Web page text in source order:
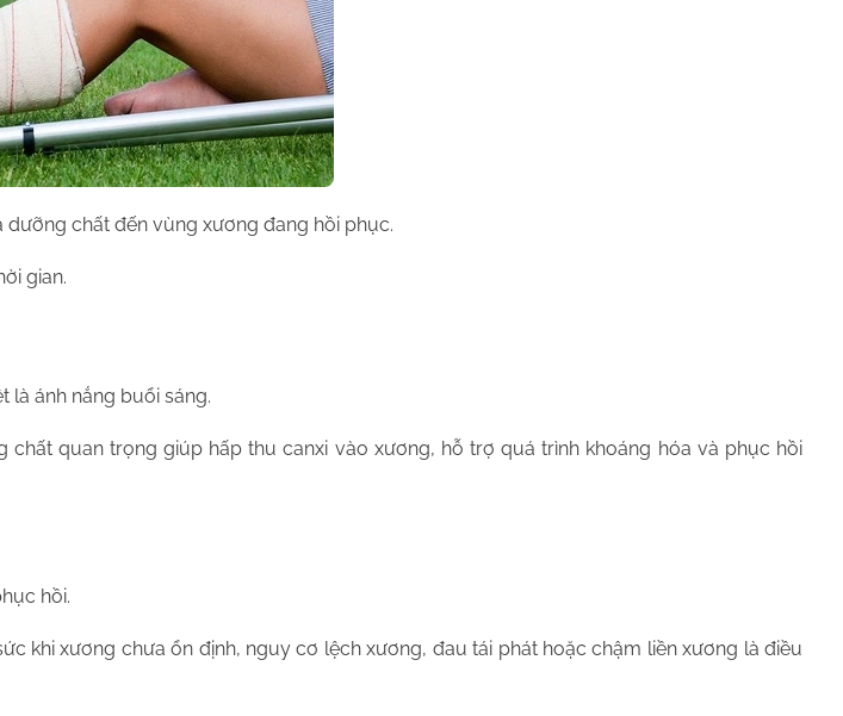
chất đến vùng xương đang hồi phục.
gian.
là ánh nắng buổi sáng.
quan trọng giúp hấp thu canxi vào xương, hỗ trợ quá trình khoáng hóa và phục hồi
hồi.
khi xương chưa ổn định, nguy cơ lệch xương, đau tái phát hoặc chậm liền xương là điều